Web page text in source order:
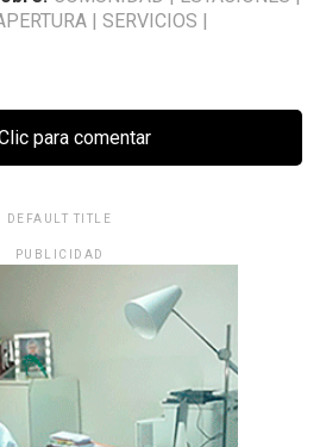
SERVICIOS
para comentar
DEFAULT TITLE
PUBLICIDAD